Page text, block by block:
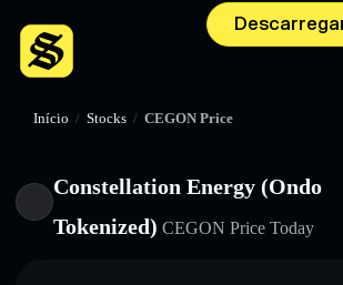
Início / Stocks / CEGON Price
Constellation Energy (Ondo
Tokenized) CEGON Price Today